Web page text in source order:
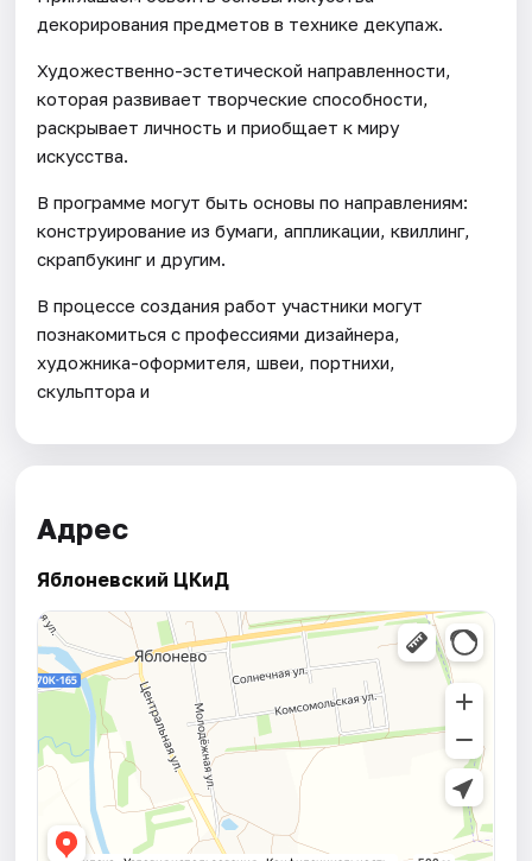
декорирования предметов в технике декупаж.
Художественно-эстетической направленности,
которая развивает творческие способности,
раскрывает личность и приобщает к миру
искусства.
В программе могут быть основы по направлениям:
конструирование из бумаги, аппликации, квиллинг,
скрапбукинг и другим.
В процессе создания работ участники могут
познакомиться с профессиями дизайнера,
художника-оформителя, швеи, портнихи,
скульптора и
Адрес
Яблоневский ЦКиД